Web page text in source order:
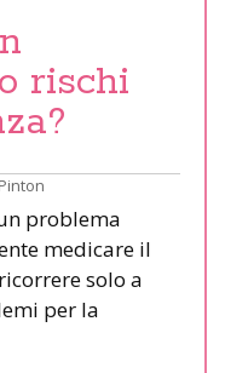
rischi
problema
medicare il
solo a
per la